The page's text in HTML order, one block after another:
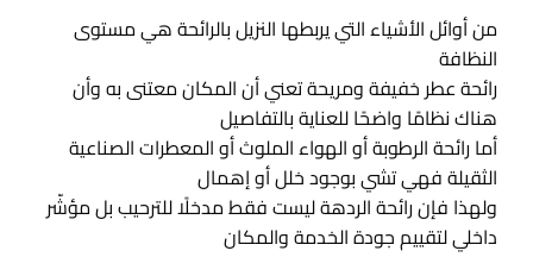
من أوائل الأشياء التي يربطها النزيل بالرائحة هي مستوى
النظافة
رائحة عطر خفيفة ومريحة تعني أن المكان معتنى به وأن
هناك نظامًا واضحًا للعناية بالتفاصيل
أما رائحة الرطوبة أو الهواء الملوث أو المعطرات الصناعية
الثقيلة فهي تشي بوجود خلل أو إهمال
ولهذا فإن رائحة الردهة ليست فقط مدخلًا للترحيب بل مؤشّر
داخلي لتقييم جودة الخدمة والمكان